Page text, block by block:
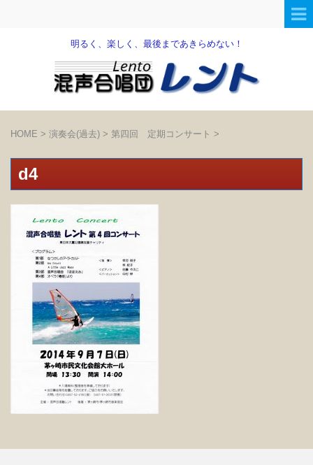
明るく、楽しく、最後まであきらめない！
HOME > 演奏会(過去) > 第四回 定期コンサート >
d4